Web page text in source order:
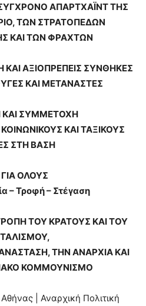
ΑΠΑΡΤΧΑΪΝΤ ΤΗΣ
ΤΩΝ ΣΤΡΑΤΟΠΕΔΩΝ
ΚΑΙ ΤΩΝ ΦΡΑΧΤΩΝ
ΑΞΙΟΠΡΕΠΕΙΣ ΣΥΝΘΗΚΕΣ
ΚΑΙ ΜΕΤΑΝΑΣΤΕΣ
ΣΥΜΜΕΤΟΧΗ
ΚΑΙ ΤΑΞΙΚΟΥΣ
ΣΤΗ ΒΑΣΗ
ΟΛΟΥΣ
– Τροφή – Στέγαση
ΤΟΥ ΚΡΑΤΟΥΣ ΚΑΙ ΤΟΥ
ΤΗΝ ΑΝΑΡΧΙΑ ΚΑΙ
ΚΟΜΜΟΥΝΙΣΜΟ
| Αναρχική Πολιτική